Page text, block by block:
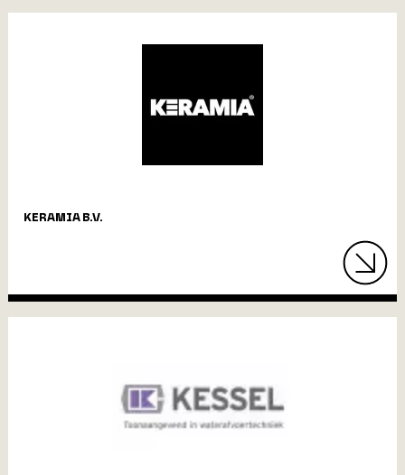
KERAMIA B.V.